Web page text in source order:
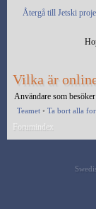
Återgå till Jetski
Vilka är
Användare som
Teamet • Ta bort alla
Forumindex